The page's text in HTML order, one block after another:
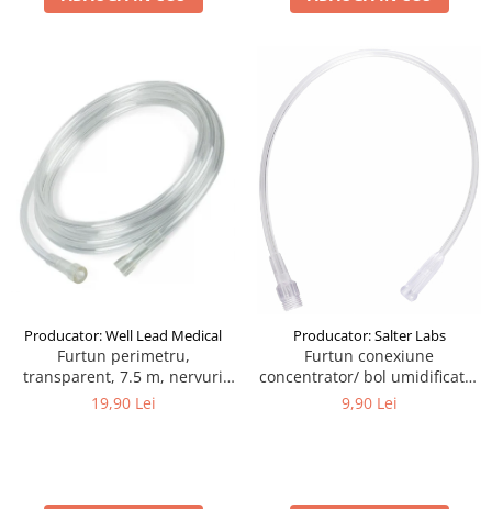
Producator: Well Lead Medical
Furtun perimetru,
transparent, 7.5 m, nervuri
antistrangulare
19,90 Lei
Producator: Salter Labs
Furtun conexiune
concentrator/ bol umidificator
40cm
9,90 Lei